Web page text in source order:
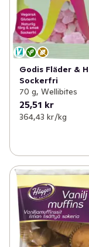
Godis Fläder &
Sockerfri
70 g, Wellibites
25,51 kr
364,43 kr /kg